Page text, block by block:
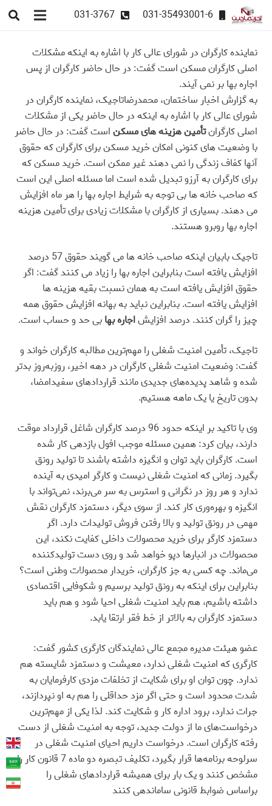
031-35493001-6
031-3767
نماینده کارگران در شورای عالی کار با اشاره به اینکه مشکلات
اصلی کارگران مسکن است گفت: در حال حاضر کارگران از پس
اجاره بها بر نمی آیند.
به گزارش اخبار ساختمان، محمدرضاتاجیک، نماینده کارگران در
شورای عالی کار با اشاره به اینکه در حال حاضر یکی از مشکلات
اصلی کارگرانتأمین هزینه های مسکناست گفت: در حال حاضر
با وضعیت های کنونی امکان خرید مسکن برای کارگران که حقوق
آنها کفاف زندگی را نمی دهند غیر ممکن است. خرید مسکن که
برای کارگران به آرزو تبدیل شده است اما مسئله اصلی این است
که صاحب خانه ها بی توجه به شرایط اجاره بها را هر ماه افزایش
می دهند. بسیاری از کارگران با مشکلات زیادی برای تأمین هزینه
اجاره بها روبرو هستند.
تاجیک بابیان اینکه صاحب خانه ها می گویند حقوق 57 درصد
افزایش یافته است بنابراین اجاره بها را زیاد می کنند گفت: اگر
حقوق افزایش یافته است به همان نسبت بقیه هزینه ها
افزایش یافته است. بنابراین نباید به بهانه افزایش حقوق همه
چیز را گران کنند. درصد افزایشاجاره بهابی حد و حساب است.
تاجیک، تأمین امنیت شغلی را مهم‌ترین مطالبه کارگران خواند و
گفت: وضعیت امنیت شغلی کارگران در دهه اخیر، روزبه‌روز بدتر
شده و شاهد پدیده‌های جدیدی مانند قراردادهای سفیدامضا،
بدون تاریخ یا یک ماهه هستیم.
وی با تاکید بر اینکه حدود 96 درصد کارگران شاغل قرارداد موقت
دارند، بیان کرد: همین مسئله موجب افول بازدهی کار شده
است. کارگران باید توان و انگیزه داشته باشند تا تولید رونق
بگیرد. زمانی که امنیت شغلی نیست و کارگر امیدی به آینده
ندارد و هر روز در نگرانی و استرس به سر می‌برند، نمی‌تواند با
انگیزه و بهره‌وری کار کند. از سوی دیگر، دستمزد کارگران نقش
مهمی در رونق تولید و بالا رفتن فروش تولیدات دارد. اگر
دستمزد کارگر برای خرید محصولات داخلی کفایت نکند، این
محصولات در انبارها دپو خواهد شد و روی دست تولیدکننده
می‌ماند. چه کسی به جز کارگران، خریدار محصولات وطنی است؟
بنابراین برای اینکه به رونق تولید برسیم و شکوفایی اقتصادی
داشته باشیم، هم باید امنیت شغلی احیا شود و هم باید
دستمزد کارگران به بالاتر از خط فقر ارتقا یابد.
عضو هیئت مدیره مجمع عالی نمایندگان کارگری کشور گفت:
کارگری که امنیت شغلی ندارد، معیشت و دستمزد شایسته هم
ندارد. چون توان او برای شکایت از تخلفات مزدی کارفرمایان به
شدت محدود است و حتی اگر مزد حداقلی را هم به او نپردازند،
جرات ندارد، برود اداره کار و شکایت کند. لذا یکی از مهم‌ترین
درخواست‌های ما از دولت جدید، توجه به امنیت شغلی از دست
رفته کارگران است. درخواست داریم احیای امنیت شغلی در
سرلوحه برنامه‌ها قرار بگیرد، تکلیف تبصره دو ماده 7 قانون کار را
مشخص کنند و یک بار برای همیشه قراردادهای شغلی را
براساس ضوابط قانونی ساماندهی کنند